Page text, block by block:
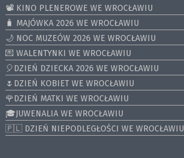
📽️ KINO PLENEROWE WE WROCŁAWIU
🧳 MAJÓWKA 2026 WE WROCŁAWIU
🌙 NOC MUZEÓW 2026 WE WROCŁAWIU
💌 WALENTYNKI WE WROCŁAWIU
🎈DZIEŃ DZIECKA 2026 WE WROCŁAWIU
🌷DZIEŃ KOBIET WE WROCŁAWIU
🌹DZIEŃ MATKI WE WROCŁAWIU
🎓JUWENALIA WE WROCŁAWIU
🇵🇱 DZIEŃ NIEPODLEGŁOŚCI WE WROCŁAWIU